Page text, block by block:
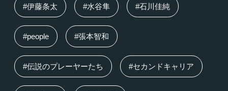
#伊藤条太 #水谷隼 #石川佳純
#people #張本智和
#伝説のプレーヤーたち #セカンドキャリア